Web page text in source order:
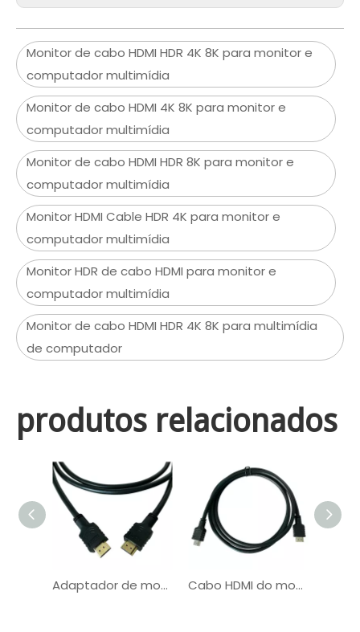
Monitor de cabo HDMI HDR 4K 8K para monitor e
computador multimídia
Monitor de cabo HDMI 4K 8K para monitor e
computador multimídia
Monitor de cabo HDMI HDR 8K para monitor e
computador multimídia
Monitor HDMI Cable HDR 4K para monitor e
computador multimídia
Monitor HDR de cabo HDMI para monitor e
computador multimídia
Monitor de cabo HDMI HDR 4K 8K para multimídia
de computador
produtos relacionados
Adaptador de monitor personalizado com plugue macho HDMI banhado a ouro para USB-C Cabo HDMI do monitor OEM para conexão médica do automóvel